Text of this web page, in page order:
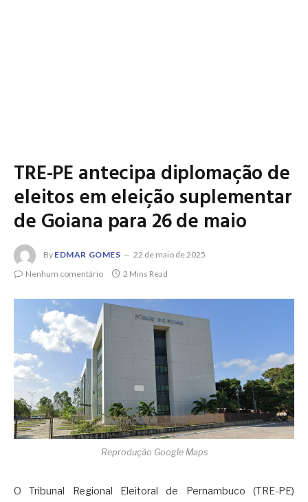
TRE-PE antecipa diplomação de
eleitos em eleição suplementar
de Goiana para 26 de maio
By EDMAR GOMES
22 de maio de 2025
Nenhum comentário
2 Mins Read
Reprodução Google Maps
O Tribunal Regional Eleitoral de Pernambuco (TRE-PE)